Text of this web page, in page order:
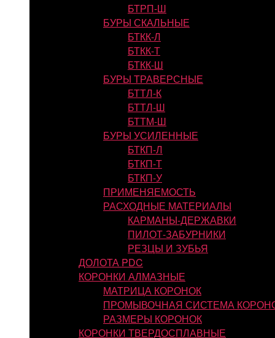
БТРП-Ш
БУРЫ СКАЛЬНЫЕ
БТКК-Л
БТКК-Т
БТКК-Ш
БУРЫ ТРАВЕРСНЫЕ
БТТЛ-К
БТТЛ-Ш
БТТМ-Ш
БУРЫ УСИЛЕННЫЕ
БТКП-Л
БТКП-Т
БТКП-У
ПРИМЕНЯЕМОСТЬ
РАСХОДНЫЕ МАТЕРИАЛЫ
КАРМАНЫ-ДЕРЖАВКИ
ПИЛОТ-ЗАБУРНИКИ
РЕЗЦЫ И ЗУБЬЯ
ДОЛОТА PDC
КОРОНКИ АЛМАЗНЫЕ
МАТРИЦА КОРОНОК
ПРОМЫВОЧНАЯ СИСТЕМА
РАЗМЕРЫ КОРОНОК
КОРОНКИ ТВЕРДОСПЛАВНЫЕ